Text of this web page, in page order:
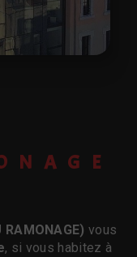
RAMONAGE) vous
, si vous habitez à